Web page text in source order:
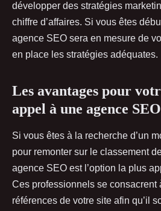
développer des stratégies
chiffre d’affaires. Si vous êtes
agence SEO sera en mesure de
en place les stratégies adéquates.
Les avantages pour
appel à une agence SEO
Si vous êtes à la recherche d’un
pour remonter sur le classement
agence SEO est l’option la plus
Ces professionnels se consacrent
références de votre site afin qu’il